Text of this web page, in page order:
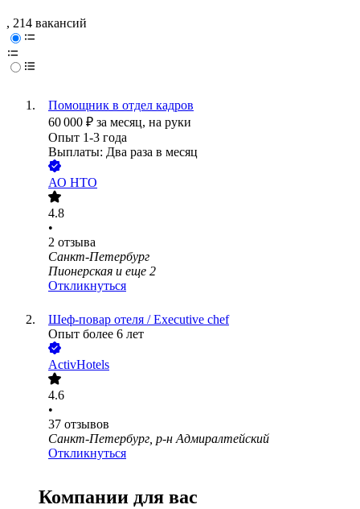
, 214 вакансий
Помощник в отдел кадров
60 000 ₽ за месяц, на руки
Опыт 1-3 года
Выплаты: Два раза в месяц
АО НТО
4.8
•
2 отзыва
Санкт-Петербург
Пионерская и еще 2
Откликнуться
Шеф-повар отеля / Executive chef
Опыт более 6 лет
ActivHotels
4.6
•
37 отзывов
Санкт-Петербург, р-н Адмиралтейский
Откликнуться
Компании для вас